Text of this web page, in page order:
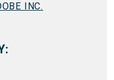
INC.